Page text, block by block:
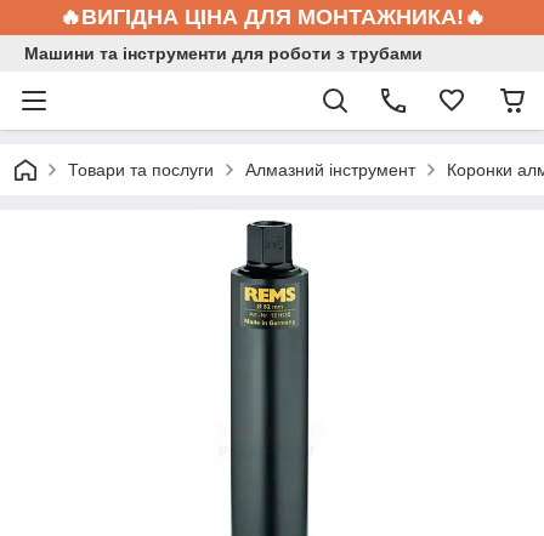
🔥ВИГІДНА ЦІНА ДЛЯ МОНТАЖНИКА!🔥
Машини та інструменти для роботи з трубами
Товари та послуги Алмазний інструмент Коронки